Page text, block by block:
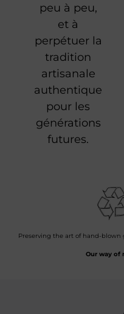
peu à peu,
et à
perpétuer la
tradition
artisanale
authentique
pour les
générations
futures.
Preserving the art of hand-blown
Our way of